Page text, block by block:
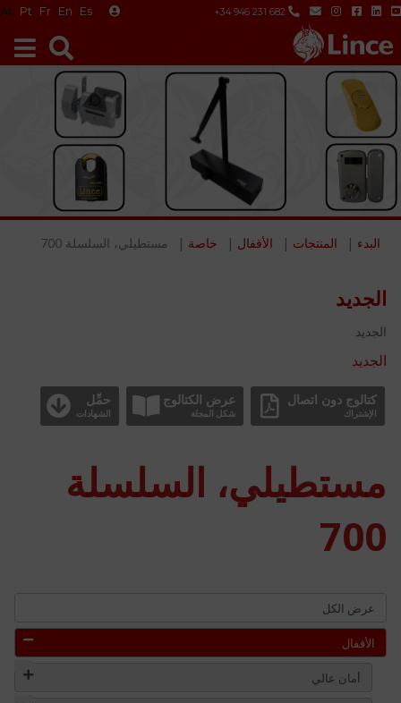
+34 946 231 682
Es
En
Fr
Pt
Ar
البدء المنتجات الأقفال خاصة مستطيلي، السلسلة 700
الجديد
الجديد
الجديد
كتالوج دون اتصال
الإشتراك
عرض الكتالوج
شكل المجلة
حمِّل
الشهادات
مستطيلي، السلسلة
700
عرض الكل
الأقفال
أمان عالي